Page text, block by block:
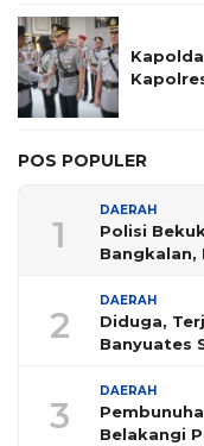
POS POPULER
1
DAERAH
Polisi
2
DAERAH
Diduga,
Banyuates
3
DAERAH
Belakangi